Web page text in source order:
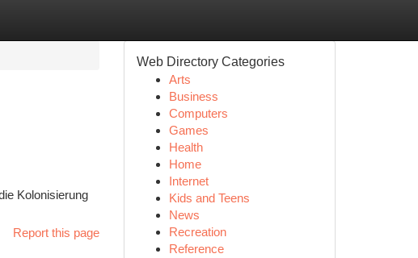
Kolonisierung
Report this page
Web Directory Categories
Arts
Business
Computers
Games
Health
Home
Internet
Kids and Teens
News
Recreation
Reference